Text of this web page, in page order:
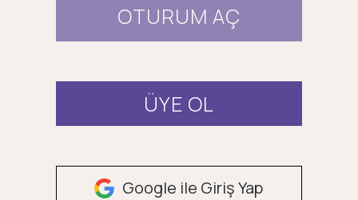
OTURUM AÇ
ÜYE OL
Google ile Giriş Yap